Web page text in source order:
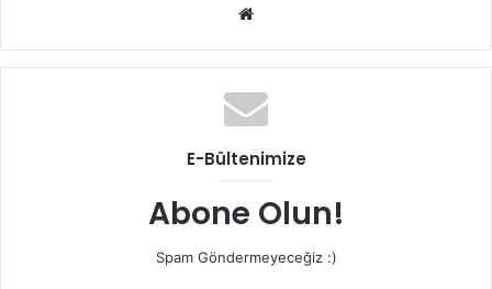
Web
E-Bültenimize
Abone Olun!
Spam Göndermeyeceğiz :)